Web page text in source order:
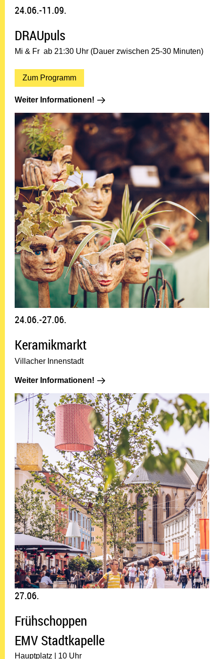
24.06.-11.09.
DRAUpuls
Mi & Fr ab 21:30 Uhr (Dauer zwischen 25-30 Minuten)
Zum Programm
Weiter Informationen! Weiter Informationen!: 24.06.-
24.06.-27.06.
Keramikmarkt
Villacher Innenstadt
Weiter Informationen! Weiter Informationen!: 24.06.-
27.06.
Frühschoppen
EMV Stadtkapelle
Hauptplatz | 10 Uhr